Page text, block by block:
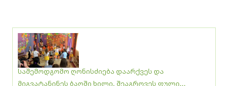
საშემოდგომო ღონისძიება დაარქვეს და
მიგვატანინეს ბაღში ხილი, შეაგროვეს ფული...